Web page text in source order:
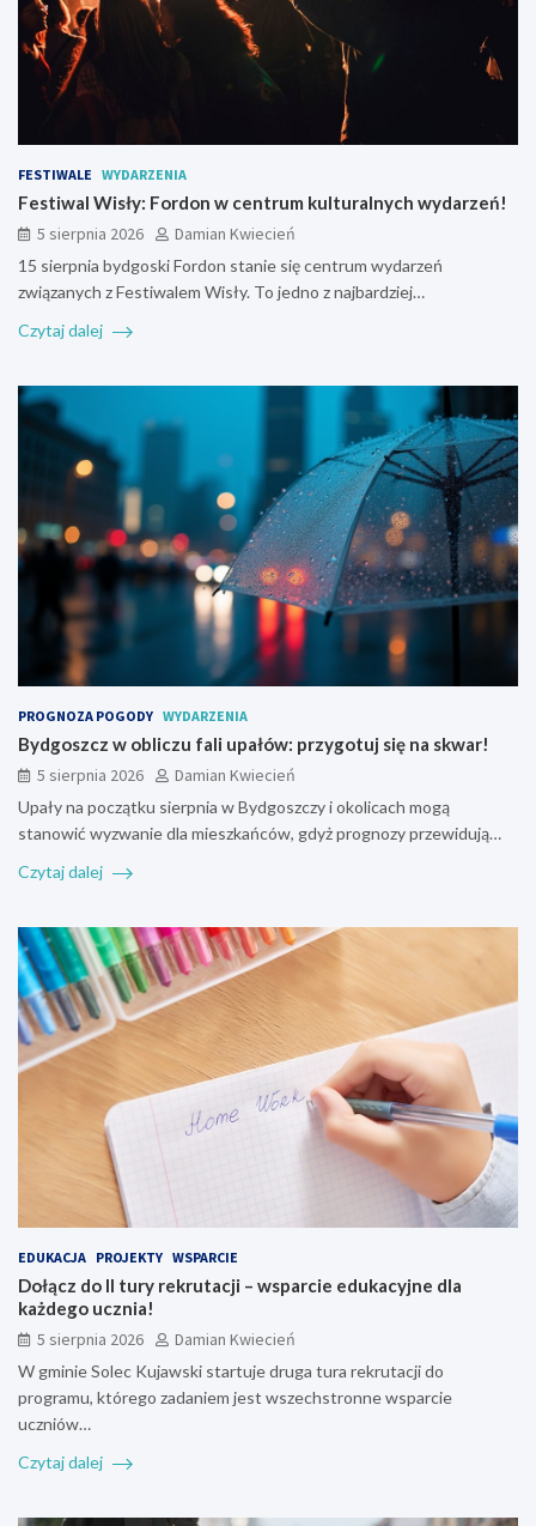
FESTIWALE WYDARZENIA
Festiwal Wisły: Fordon w centrum kulturalnych wydarzeń!
5 sierpnia 2026
Damian Kwiecień
15 sierpnia bydgoski Fordon stanie się centrum wydarzeń
związanych z Festiwalem Wisły. To jedno z najbardziej…
Czytaj dalej
PROGNOZA POGODY WYDARZENIA
Bydgoszcz w obliczu fali upałów: przygotuj się na skwar!
5 sierpnia 2026
Damian Kwiecień
Upały na początku sierpnia w Bydgoszczy i okolicach mogą
stanowić wyzwanie dla mieszkańców, gdyż prognozy przewidują…
Czytaj dalej
EDUKACJA PROJEKTY WSPARCIE
Dołącz do II tury rekrutacji – wsparcie edukacyjne dla
każdego ucznia!
5 sierpnia 2026
Damian Kwiecień
W gminie Solec Kujawski startuje druga tura rekrutacji do
programu, którego zadaniem jest wszechstronne wsparcie
uczniów…
Czytaj dalej